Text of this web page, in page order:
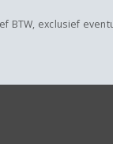
BTW, exclusief